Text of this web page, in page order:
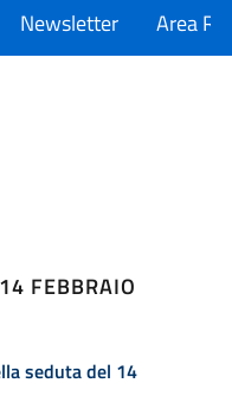
Newsletter Area
FEBBRAIO
seduta del 14